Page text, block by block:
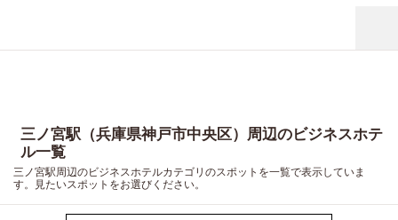
三ノ宮駅（兵庫県神戸市中央区）周辺のビジネスホテ
ル一覧
三ノ宮駅周辺のビジネスホテルカテゴリのスポットを一覧で表示していま
す。見たいスポットをお選びください。